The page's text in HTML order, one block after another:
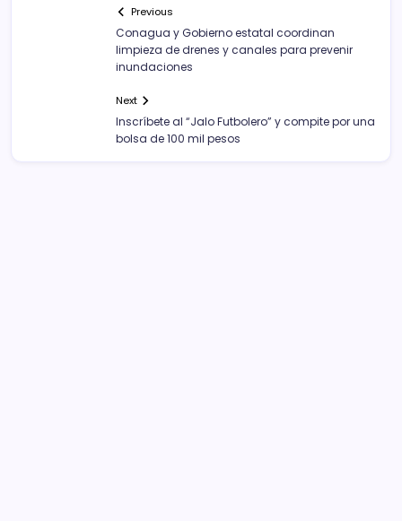
Previous
Conagua y Gobierno estatal coordinan
limpieza de drenes y canales para prevenir
inundaciones
Next
Inscríbete al “Jalo Futbolero” y compite por una
bolsa de 100 mil pesos